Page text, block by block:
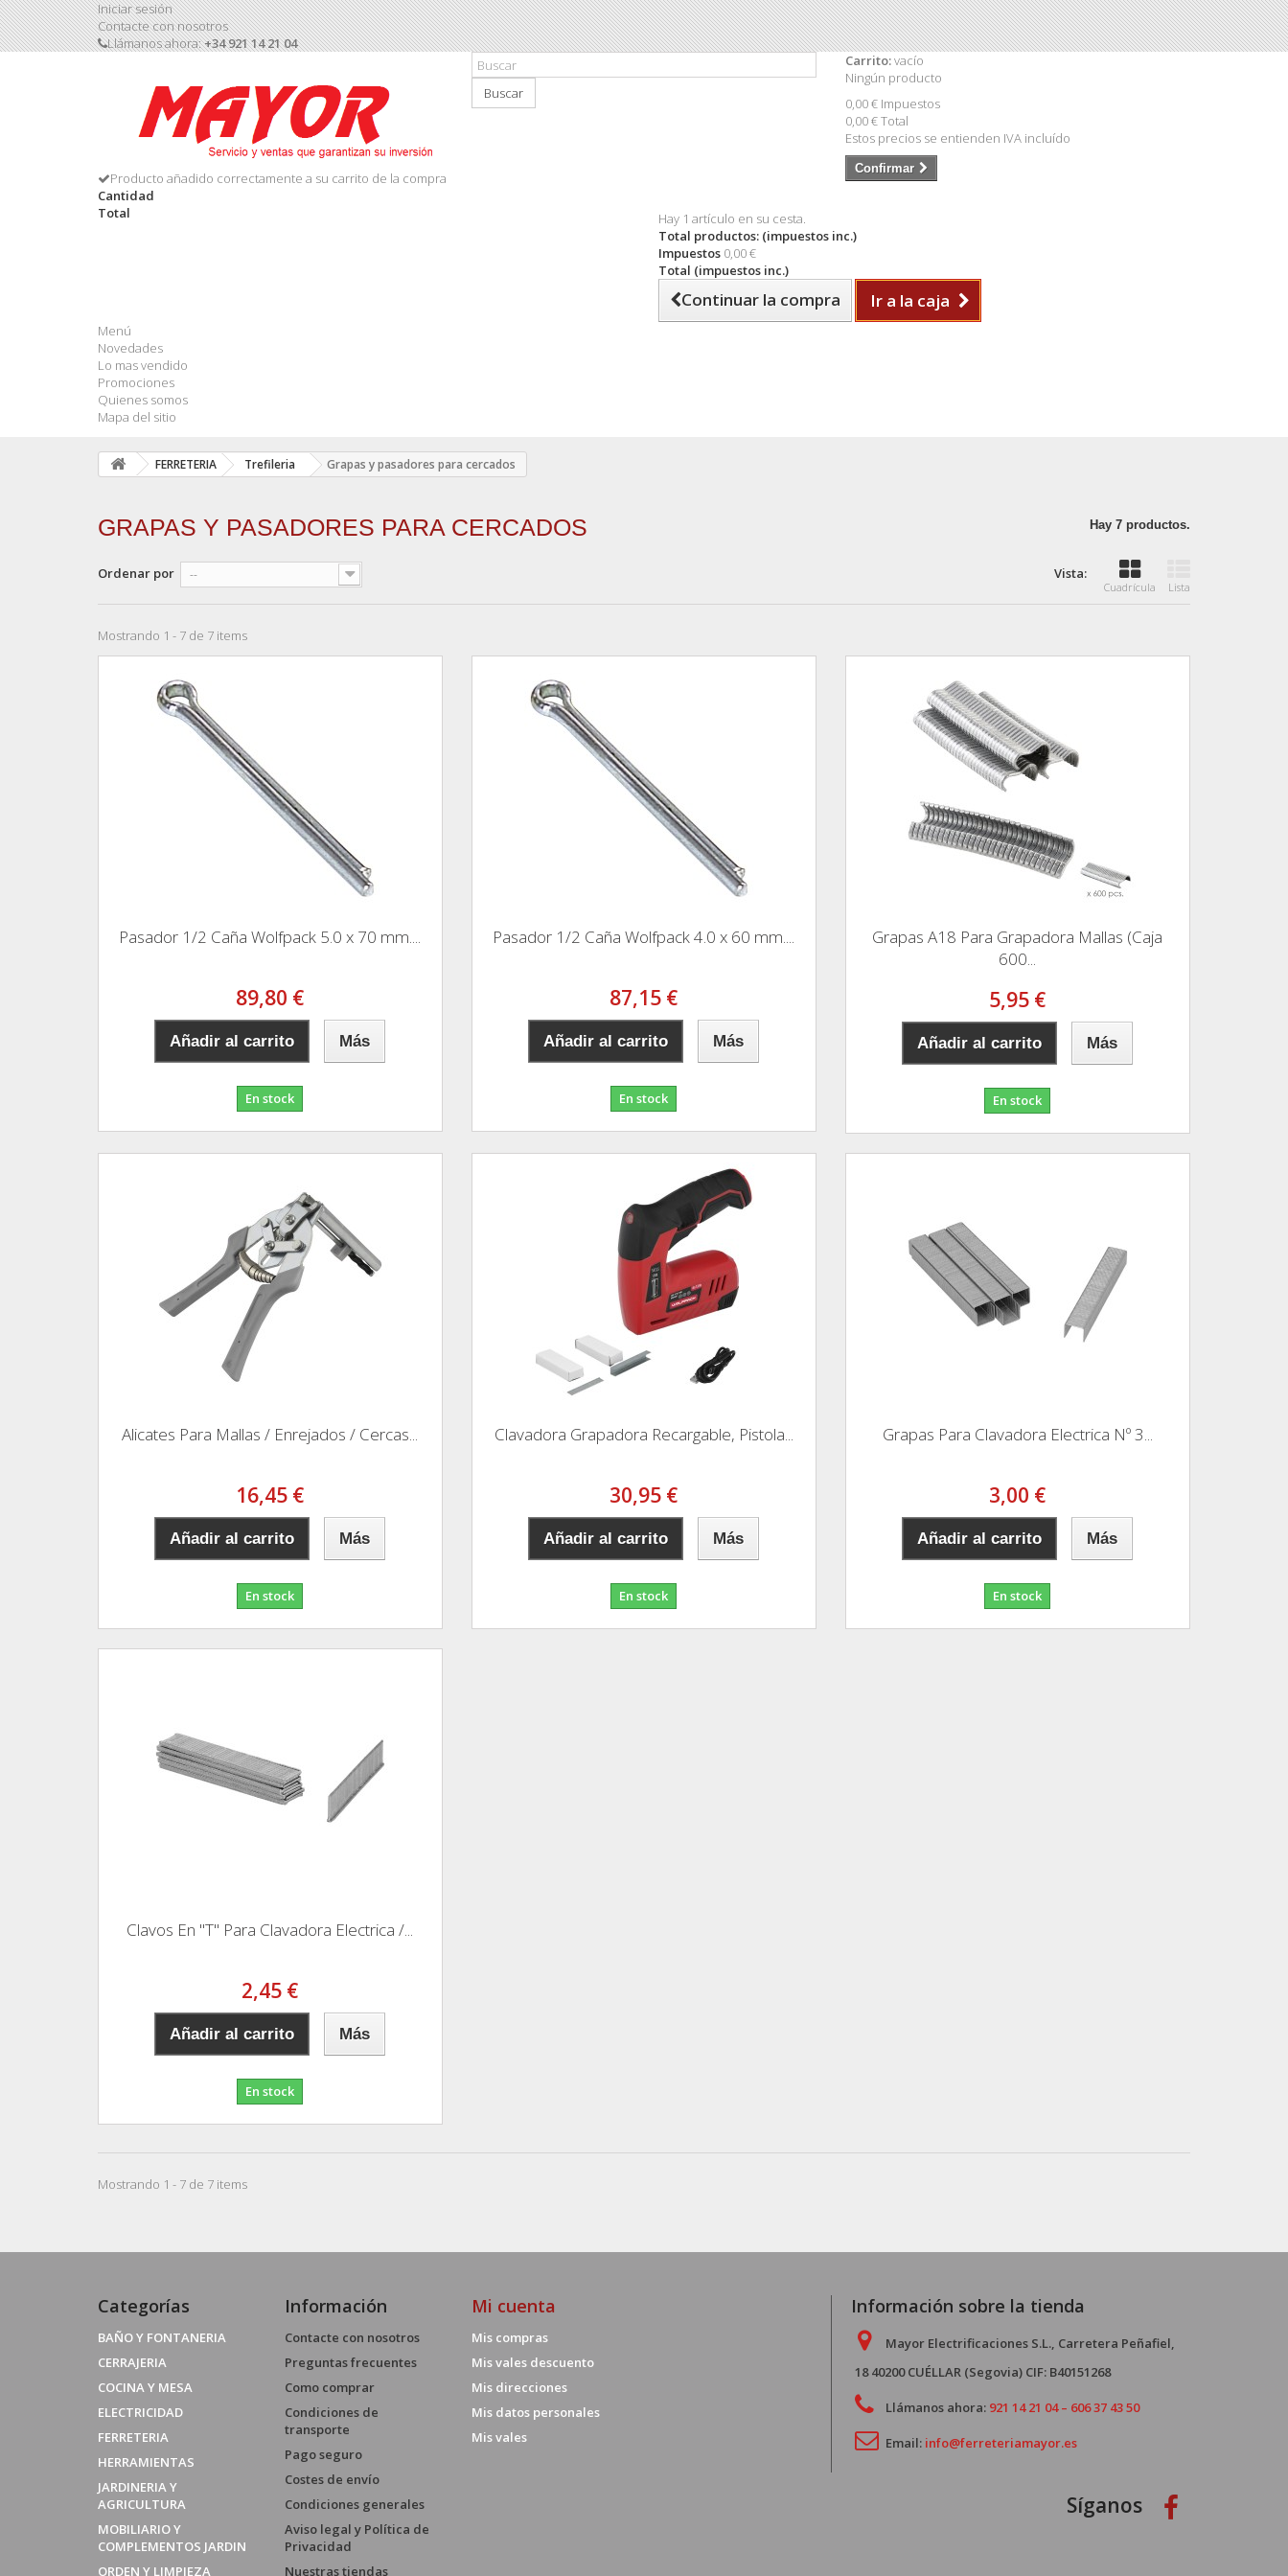
Iniciar sesión
Contacte con nosotros
Llámanos ahora:+34 921 14 21 04
Buscar
Carrito:vacío
Ningún producto
0,00 € Impuestos
0,00 €Total
Estos precios se entienden IVA incluído
Confirmar
Producto añadido correctamente a su carrito de la compra
Cantidad
Total
Hay 1 artículo en su cesta.
Total productos: (impuestos inc.)
Impuestos 0,00 €
Total (impuestos inc.)
Continuar la compra Ir a la caja
Menú
Novedades
Lo mas vendido
Promociones
Quienes somos
Mapa del sitio
FERRETERIA Trefileria Grapas y pasadores para cercados
GRAPAS Y PASADORES PARA CERCADOS Hay 7 productos.
Vista:
Cuadrícula Lista
Ordenar por --
Mostrando 1 - 7 de 7 items
Pasador 1/2 Caña Wolfpack 5.0 x 70 mm....
89,80 €
Añadir al carrito Más
En stock
Pasador 1/2 Caña Wolfpack 4.0 x 60 mm....
87,15 €
Añadir al carrito Más
En stock
Grapas A18 Para Grapadora Mallas (Caja
600...
5,95 €
Añadir al carrito Más
En stock
Alicates Para Mallas / Enrejados / Cercas...
16,45 €
Añadir al carrito Más
En stock
Clavadora Grapadora Recargable, Pistola...
30,95 €
Añadir al carrito Más
En stock
Grapas Para Clavadora Electrica Nº 3...
3,00 €
Añadir al carrito Más
En stock
Clavos En "T" Para Clavadora Electrica /...
2,45 €
Añadir al carrito Más
En stock
Mostrando 1 - 7 de 7 items
Categorías
BAÑO Y FONTANERIA
CERRAJERIA
COCINA Y MESA
ELECTRICIDAD
FERRETERIA
HERRAMIENTAS
JARDINERIA Y
AGRICULTURA
MOBILIARIO Y
COMPLEMENTOS JARDIN
ORDEN Y LIMPIEZA
Información
Contacte con nosotros
Preguntas frecuentes
Como comprar
Condiciones de
transporte
Pago seguro
Costes de envío
Condiciones generales
Aviso legal y Política de
Privacidad
Nuestras tiendas
Mi cuenta
Mis compras
Mis vales descuento
Mis direcciones
Mis datos personales
Mis vales
Información sobre la tienda
Mayor Electrificaciones S.L., Carretera Peñafiel,
18 40200 CUÉLLAR (Segovia) CIF: B40151268
Llámanos ahora: 921 14 21 04 – 606 37 43 50
Email: info@ferreteriamayor.es
Síganos